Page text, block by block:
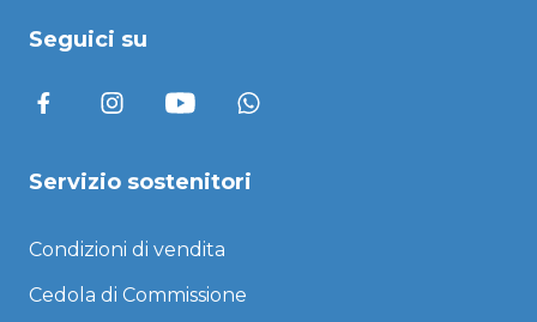
Seguici su
Servizio sostenitori
Condizioni di vendita
Cedola di Commissione